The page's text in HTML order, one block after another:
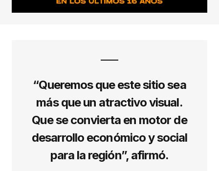
“Queremos que este sitio sea
más que un atractivo visual.
Que se convierta en motor de
desarrollo económico y social
para la región”, afirmó.